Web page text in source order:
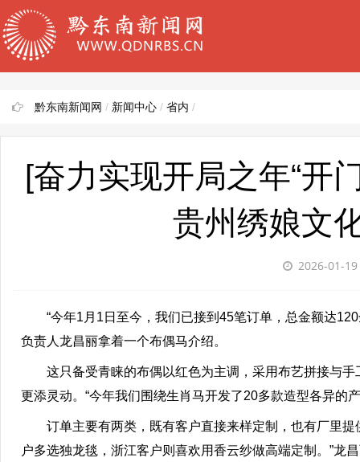
黔东南新闻网 / 新闻中心 / 省内 /
[奋力实现开局之年“开
贵州绣娘文
2026-01-19
“今年1月1日至今，我们已接到45笔订单，总金额达
负责人龙昌丽拿着一个布偶马介绍。
这只备受青睐的布偶以红色为主调，采用布艺拼接与
更添灵动。“今年我们围绕生肖马开发了20多款造型各异的
订单主要有两类，既有客户直接来样定制，也有厂里
户多选独龙毯，浙江客户则喜欢用香云纱做高端定制。”龙